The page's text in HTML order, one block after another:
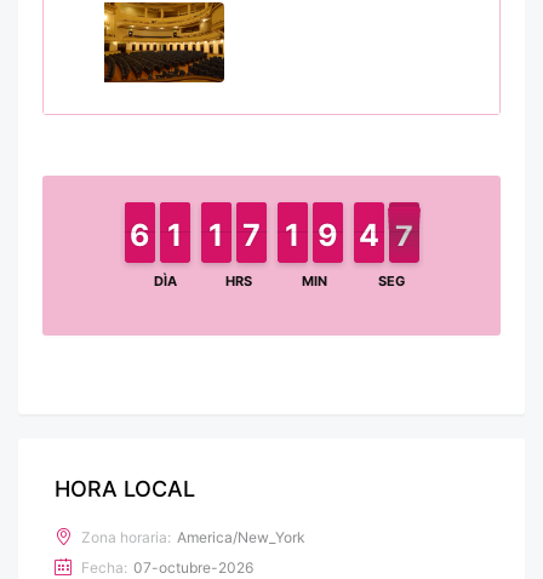
DÌA
5
5
6
6 1
1
1
1
HRS
1
1
1
1 6
6
7
7
MIN
1
1
1
1 8
8
9
9
SEG
5
4
4 7
6
HORA LOCAL
Zona horaria: America/New_York
Fecha: 07-octubre-2026